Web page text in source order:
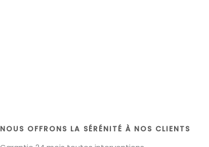
NOUS OFFRONS LA SÉRÉNITÉ À NOS CLIENTS